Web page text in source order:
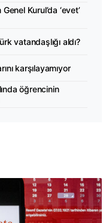
Kurul’da ‘evet’
vatandaşlığı aldı?
karşılayamıyor
öğrencinin